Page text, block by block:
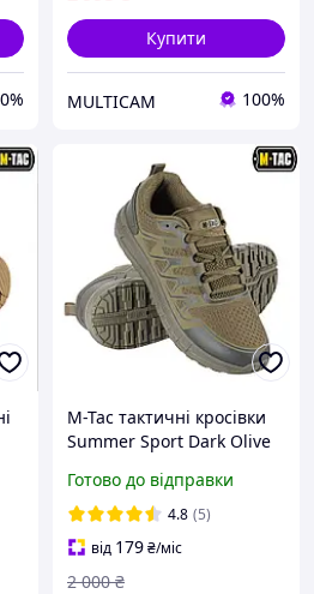
Купити
MULTICAM 100%
M-Tac тактичні кросівки
Summer Sport Dark Olive
для військових та
повсякденного носіння
(36-47 розміри)
Готово до відправки
4.8 (5)
від 179₴/міс
2 000 ₴